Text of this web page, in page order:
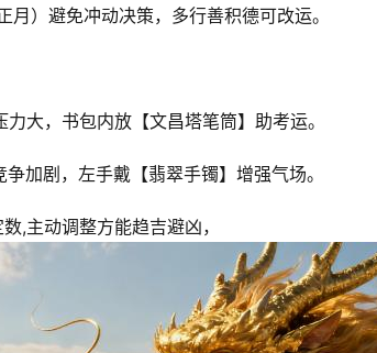
）避免冲动决策，多行善积德可改运。
大，书包内放【文昌塔笔筒】助考运。
加剧，左手戴【翡翠手镯】增强气场。
,主动调整方能趋吉避凶，